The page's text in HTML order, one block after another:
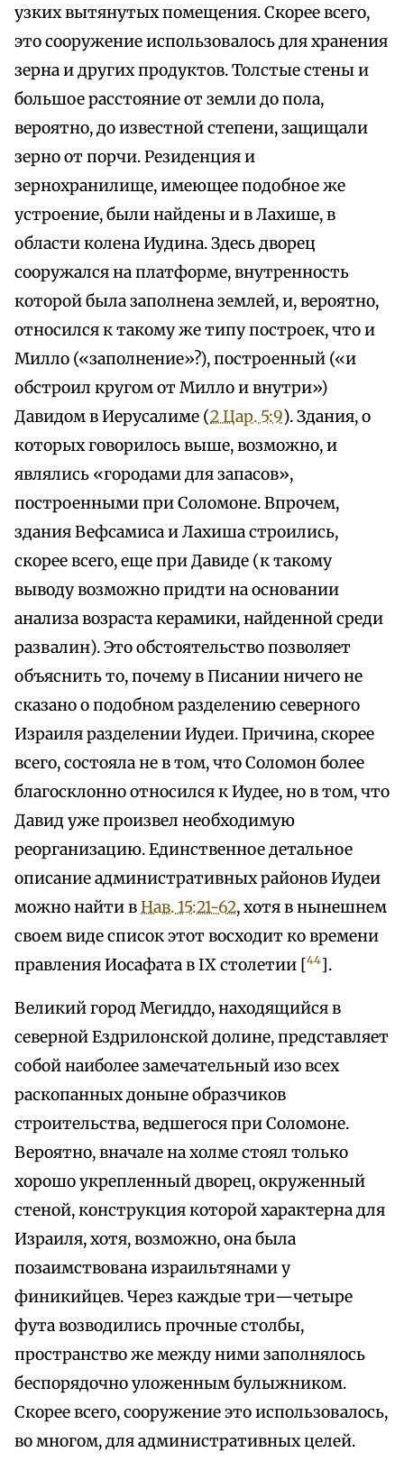
узких вытянутых помещения. Скорее всего,
это сооружение использовалось для хранения
зерна и других продуктов. Толстые стены и
большое расстояние от земли до пола,
вероятно, до известной степени, защищали
зерно от порчи. Резиденция и
зернохранилище, имеющее подобное же
устроение, были найдены и в Лахише, в
области колена Иудина. Здесь дворец
сооружался на платформе, внутренность
которой была заполнена землей, и, вероятно,
относился к такому же типу построек, что и
Милло («заполнение»?), построенный («и
обстроил кругом от Милло и внутри»)
Давидом в Иерусалиме (2 Цар. 5:9). Здания, о
которых говорилось выше, возможно, и
являлись «городами для запасов»,
построенными при Соломоне. Впрочем,
здания Вефсамиса и Лахиша строились,
скорее всего, еще при Давиде (к такому
выводу возможно придти на основании
анализа возраста керамики, найденной среди
развалин). Это обстоятельство позволяет
объяснить то, почему в Писании ничего не
сказано о подобном разделению северного
Израиля разделении Иудеи. Причина, скорее
всего, состояла не в том, что Соломон более
благосклонно относился к Иудее, но в том, что
Давид уже произвел необходимую
реорганизацию. Единственное детальное
описание административных районов Иудеи
можно найти вНав. 15:21-62, хотя в нынешнем
своем виде список этот восходит ко времени
правления Иосафата в IX столетии [44].
Великий город Мегиддо, находящийся в
северной Ездрилонской долине, представляет
собой наиболее замечательный изо всех
раскопанных доныне образчиков
строительства, ведшегося при Соломоне.
Вероятно, вначале на холме стоял только
хорошо укрепленный дворец, окруженный
стеной, конструкция которой характерна для
Израиля, хотя, возможно, она была
позаимствована израильтянами у
финикийцев. Через каждые три—четыре
фута возводились прочные столбы,
пространство же между ними заполнялось
беспорядочно уложенным булыжником.
Скорее всего, сооружение это использовалось,
во многом, для административных целей.